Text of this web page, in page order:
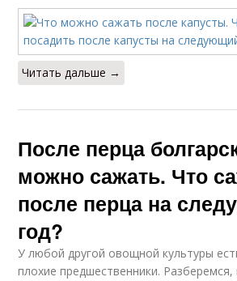
Читать дальше →
После перца
можно сажать. Что
после перца на
год?
У любой другой овощной культуры
плохие предшественники.